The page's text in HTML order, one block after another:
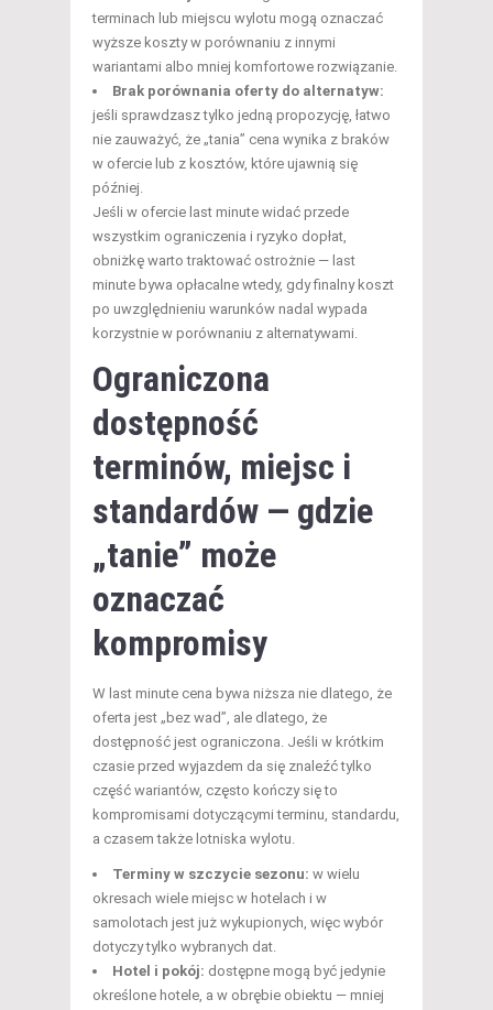
terminach lub miejscu wylotu mogą oznaczać
wyższe koszty w porównaniu z innymi
wariantami albo mniej komfortowe rozwiązanie.
Brak porównania oferty do alternatyw:
jeśli sprawdzasz tylko jedną propozycję, łatwo
nie zauważyć, że „tania” cena wynika z braków
w ofercie lub z kosztów, które ujawnią się
później.
Jeśli w ofercie last minute widać przede
wszystkim ograniczenia i ryzyko dopłat,
obniżkę warto traktować ostrożnie — last
minute bywa opłacalne wtedy, gdy finalny koszt
po uwzględnieniu warunków nadal wypada
korzystnie w porównaniu z alternatywami.
Ograniczona
dostępność
terminów, miejsc i
standardów — gdzie
„tanie” może
oznaczać
kompromisy
W last minute cena bywa niższa nie dlatego, że
oferta jest „bez wad”, ale dlatego, że
dostępność jest ograniczona. Jeśli w krótkim
czasie przed wyjazdem da się znaleźć tylko
część wariantów, często kończy się to
kompromisami dotyczącymi terminu, standardu,
a czasem także lotniska wylotu.
Terminy w szczycie sezonu: w wielu
okresach wiele miejsc w hotelach i w
samolotach jest już wykupionych, więc wybór
dotyczy tylko wybranych dat.
Hotel i pokój: dostępne mogą być jedynie
określone hotele, a w obrębie obiektu — mniej